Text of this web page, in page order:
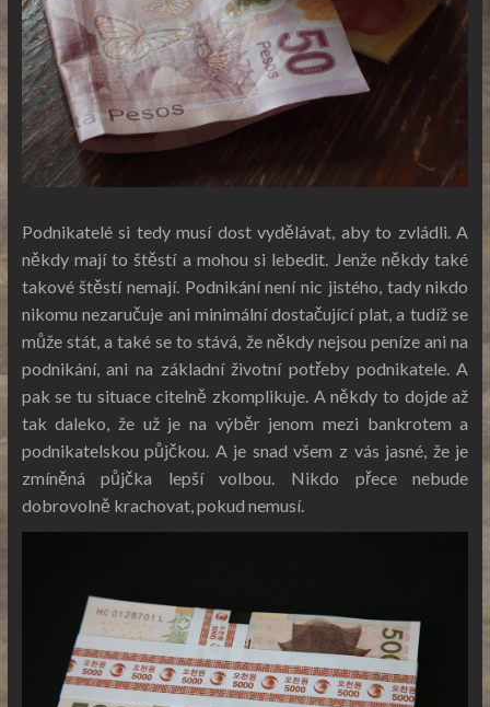
Podnikatelé si tedy musí dost vydělávat, aby to zvládli. A
někdy mají to štěstí a mohou si lebedit. Jenže někdy také
takové štěstí nemají. Podnikání není nic jistého, tady nikdo
nikomu nezaručuje ani minimální dostačující plat, a tudíž se
může stát, a také se to stává, že někdy nejsou peníze ani na
podnikání, ani na základní životní potřeby podnikatele. A
pak se tu situace citelně zkomplikuje. A někdy to dojde až
tak daleko, že už je na výběr jenom mezi bankrotem a
podnikatelskou půjčkou. A je snad všem z vás jasné, že je
zmíněná půjčka lepší volbou. Nikdo přece nebude
dobrovolně krachovat, pokud nemusí.